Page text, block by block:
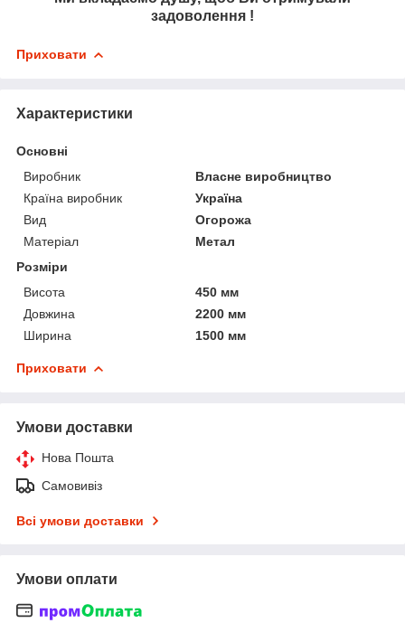
задоволення !
Приховати
Характеристики
Основні
Виробник
Власне виробництво
Країна виробник
Україна
Вид
Огорожа
Матеріал
Метал
Розміри
Висота
450 мм
Довжина
2200 мм
Ширина
1500 мм
Приховати
Умови доставки
Нова Пошта
Самовивіз
Всі умови доставки
Умови оплати